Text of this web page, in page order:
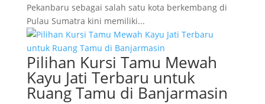
Pekanbaru sebagai salah satu kota berkembang di
Pulau Sumatra kini memiliki...
Pilihan Kursi Tamu Mewah
Kayu Jati Terbaru untuk
Ruang Tamu di Banjarmasin